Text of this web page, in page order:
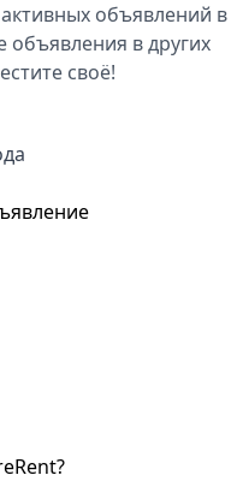
объявлений в
в других
своё!